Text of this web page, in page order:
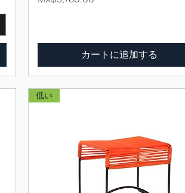
カートに追加する
低い